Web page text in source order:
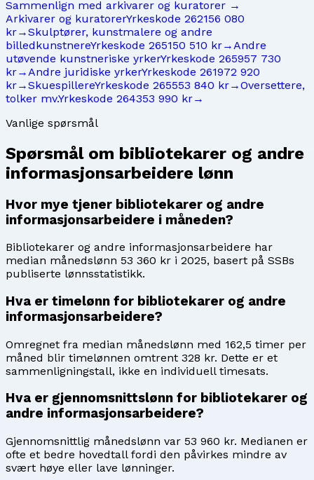
Sammenlign med arkivarer og kuratorer →
Arkivarer og kuratorerYrkeskode 262156 080
kr→Skulptører, kunstmalere og andre
billedkunstnereYrkeskode 265150 510 kr→ Andre
utøvende kunstneriske yrkerYrkeskode 265957 730
kr→ Andre juridiske yrkerYrkeskode 261972 920
kr→SkuespillereYrkeskode 265553 840 kr→Oversettere,
tolker mv.Yrkeskode 264353 990 kr→
Vanlige spørsmål
Spørsmål om bibliotekarer og andre
informasjonsarbeidere lønn
Hvor mye tjener bibliotekarer og andre
informasjonsarbeidere i måneden?
Bibliotekarer og andre informasjonsarbeidere har
median månedslønn 53 360 kr i 2025, basert på SSBs
publiserte lønnsstatistikk.
Hva er timelønn for bibliotekarer og andre
informasjonsarbeidere?
Omregnet fra median månedslønn med 162,5 timer per
måned blir timelønnen omtrent 328 kr. Dette er et
sammenligningstall, ikke en individuell timesats.
Hva er gjennomsnittslønn for bibliotekarer og
andre informasjonsarbeidere?
Gjennomsnittlig månedslønn var 53 960 kr. Medianen er
ofte et bedre hovedtall fordi den påvirkes mindre av
svært høye eller lave lønninger.